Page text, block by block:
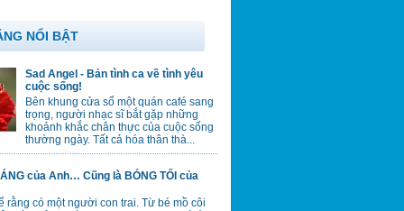
NỔI BẬT
Sad Angel - Bản tình ca về tình yêu
cuộc sống!
Bên khung cửa sổ một quán café sang
trọng, người nhạc sĩ bắt gặp những
khoảnh khắc chân thực của cuộc sống
thường ngày. Tất cả hóa thân thà...
của Anh… Cũng là BÓNG TỐI của
rằng có một người con trai. Từ bé mồ côi